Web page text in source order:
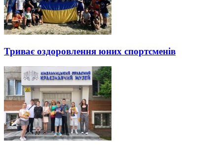
Триває оздоровлення юних спортсменів